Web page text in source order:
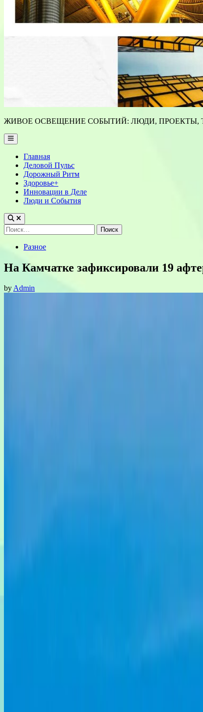
ЖИВОЕ ОСВЕЩЕНИЕ СОБЫТИЙ: ЛЮДИ, ПРОЕКТЫ,
Main
Menu
Главная
Деловой Пульс
Дорожный Ритм
Здоровье+
Инновации в Деле
Люди и События
Найти:
PostedРазное
На Камчатке зафиксировали 19
byAdmin